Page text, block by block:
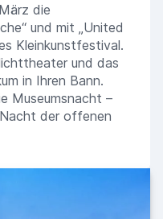
die
und mit „United
Kleinkunstfestival.
und das
in Ihren Bann.
Museumsnacht –
der offenen